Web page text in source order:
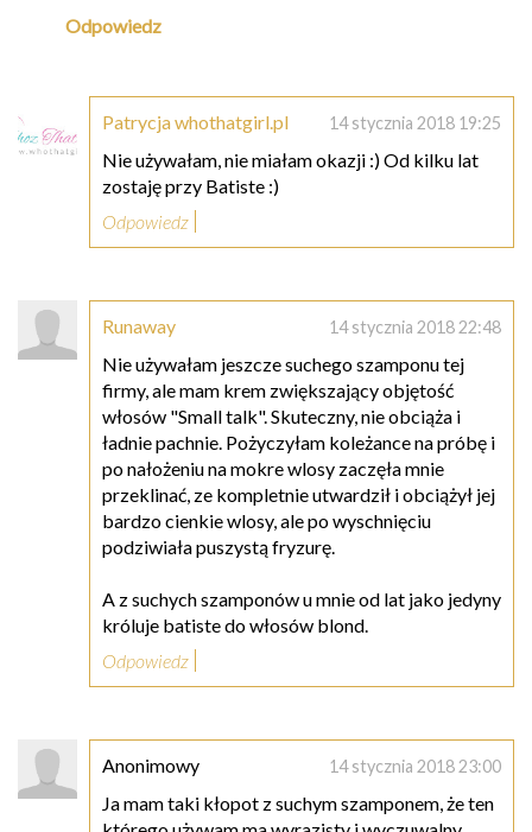
Odpowiedz
Patrycja whothatgirl.pl 14 stycznia 2018 19:25
Nie używałam, nie miałam okazji :) Od kilku lat
zostaję przy Batiste :)
Odpowiedz
Runaway 14 stycznia 2018 22:48
Nie używałam jeszcze suchego szamponu tej
firmy, ale mam krem zwiększający objętość
włosów "Small talk". Skuteczny, nie obciąża i
ładnie pachnie. Pożyczyłam koleżance na próbę i
po nałożeniu na mokre wlosy zaczęła mnie
przeklinać, ze kompletnie utwardził i obciążył jej
bardzo cienkie wlosy, ale po wyschnięciu
podziwiała puszystą fryzurę.
A z suchych szamponów u mnie od lat jako jedyny
króluje batiste do włosów blond.
Odpowiedz
Anonimowy 14 stycznia 2018 23:00
Ja mam taki kłopot z suchym szamponem, że ten